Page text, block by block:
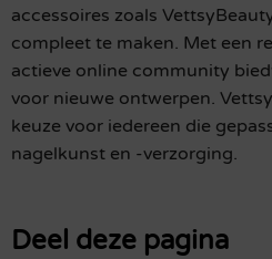
accessoires zoals
compleet te maken. Met een
actieve online community
voor nieuwe ontwerpen.
keuze voor iedereen die
nagelkunst en -verzorging.
Deel deze pagina